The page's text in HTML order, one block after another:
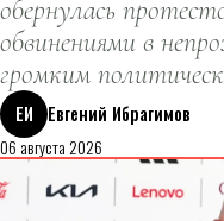
обернулась
обвинениями в
громким
ЕИ
Евгений Ибрагимов
06 августа 2026